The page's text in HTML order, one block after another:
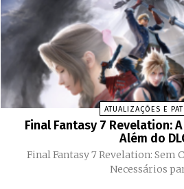
ATUALIZAÇÕES E
Final Fantasy 7 Revelation:
Além do
Final Fantasy 7 Revelation: Sem
Necessários